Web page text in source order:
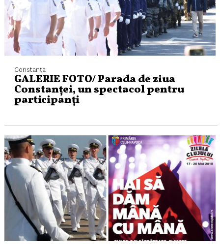
Constanța
GALERIE FOTO/ Parada de ziua
Constanței, un spectacol pentru
participanți